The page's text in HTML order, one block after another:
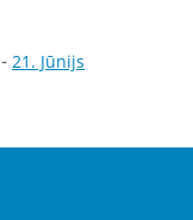
21. Jūnijs